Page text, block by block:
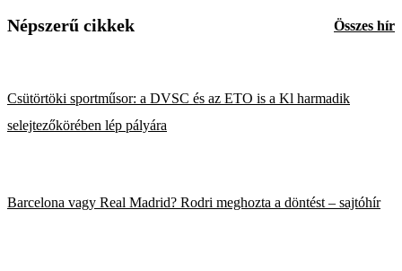
Népszerű cikkek Összes hír
Csütörtöki sportműsor: a DVSC és az ETO is a Kl harmadik
selejtezőkörében lép pályára
Barcelona vagy Real Madrid? Rodri meghozta a döntést – sajtóhír